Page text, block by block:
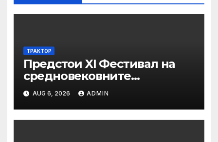
ТРАКТОР
Предстои XI Фестивал на
средновековните
традиции, бит и култура
„Калето
AUG 6, 2026 ADMIN